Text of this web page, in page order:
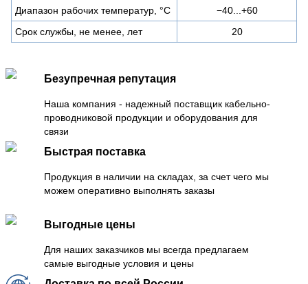
Диапазон рабочих температур, °C
−40...+60
Срок службы, не менее, лет
20
Безупречная репутация
Наша компания - надежный поставщик кабельно-
проводниковой продукции и оборудования для
связи
Быстрая поставка
Продукция в наличии на складах, за счет чего мы
можем оперативно выполнять заказы
Выгодные цены
Для наших заказчиков мы всегда предлагаем
самые выгодные условия и цены